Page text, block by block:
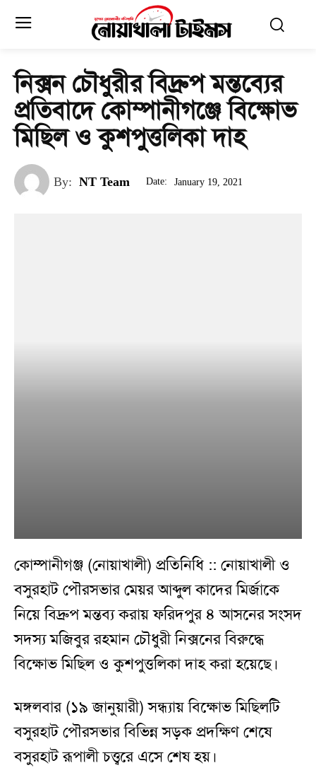
নিক্সন চৌধুরীর বিদ্রুপ মন্তব্যের
প্রতিবাদে কোম্পানীগঞ্জে বিক্ষোভ
মিছিল ও কুশপুত্তলিকা দাহ
By: NT Team Date: January 19, 2021
কোম্পানীগঞ্জ (নোয়াখালী) প্রতিনিধি :: নোয়াখালী ও
বসুরহাট পৌরসভার মেয়র আব্দুল কাদের মির্জাকে
নিয়ে বিদ্রুপ মন্তব্য করায় ফরিদপুর ৪ আসনের সংসদ
সদস্য মজিবুর রহমান চৌধুরী নিক্সনের বিরুদ্ধে
বিক্ষোভ মিছিল ও কুশপুত্তলিকা দাহ করা হয়েছে।
মঙ্গলবার (১৯ জানুয়ারী) সন্ধ্যায় বিক্ষোভ মিছিলটি
বসুরহাট পৌরসভার বিভিন্ন সড়ক প্রদক্ষিণ শেষে
বসুরহাট রূপালী চত্ত্বরে এসে শেষ হয়।